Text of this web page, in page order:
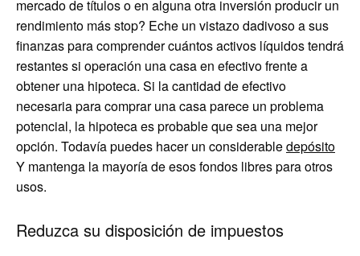
mercado de títulos o en alguna otra inversión producir un
rendimiento más stop? Eche un vistazo dadivoso a sus
finanzas para comprender cuántos activos líquidos tendrá
restantes si operación una casa en efectivo frente a
obtener una hipoteca. Si la cantidad de efectivo
necesaria para comprar una casa parece un problema
potencial, la hipoteca es probable que sea una mejor
opción. Todavía puedes hacer un considerabledepósito
Y mantenga la mayoría de esos fondos libres para otros
usos.
Reduzca su disposición de impuestos